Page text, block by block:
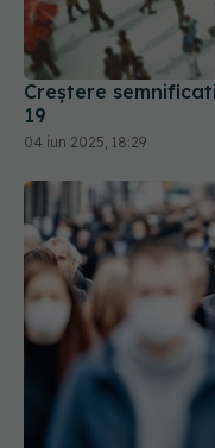
Creștere
19
04 iun 2025, 18:29
Evoluția COVID-
care dau peste